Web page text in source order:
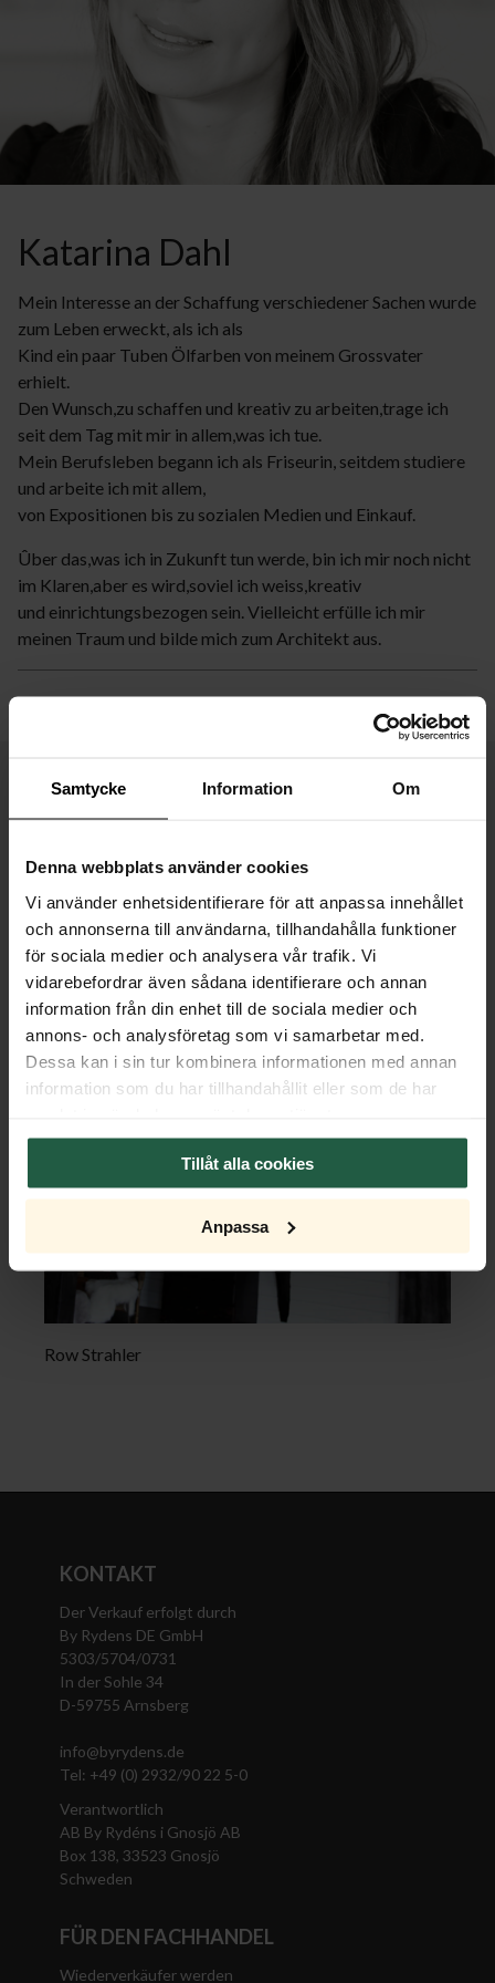
Samtycke Information Om
Denna webbplats använder cookies
Vi använder enhetsidentifierare för att anpassa innehållet
och annonserna till användarna, tillhandahålla funktioner
för sociala medier och analysera vår trafik. Vi
vidarebefordrar även sådana identifierare och annan
information från din enhet till de sociala medier och
annons- och analysföretag som vi samarbetar med.
Dessa kan i sin tur kombinera informationen med annan
information som du har tillhandahållit eller som de har
Tillåt alla cookies
Anpassa
Katarina Dahl
Mein Interesse an der Schaffung verschiedener Sachen wurde
zum Leben erweckt, als ich als
Kind ein paar Tuben Ölfarben von meinem Grossvater
erhielt.
Den Wunsch,zu schaffen und kreativ zu arbeiten,trage ich
seit dem Tag mit mir in allem,was ich tue.
Mein Berufsleben begann ich als Friseurin, seitdem studiere
und arbeite ich mit allem,
von Expositionen bis zu sozialen Medien und Einkauf.
Ûber das,was ich in Zukunft tun werde, bin ich mir noch nicht
im Klaren,aber es wird,soviel ich weiss,kreativ
und einrichtungsbezogen sein. Vielleicht erfülle ich mir
meinen Traum und bilde mich zum Architekt aus.
Row Strahler
KONTAKT
Der Verkauf erfolgt durch
By Rydens DE GmbH
5303/5704/0731
In der Sohle 34
D-59755 Arnsberg
info@byrydens.de
Tel: +49 (0) 2932/90 22 5-0
Verantwortlich
AB By Rydéns i Gnosjö AB
Box 138, 33523 Gnosjö
Schweden
FÜR DEN FACHHANDEL
Wiederverkäufer werden